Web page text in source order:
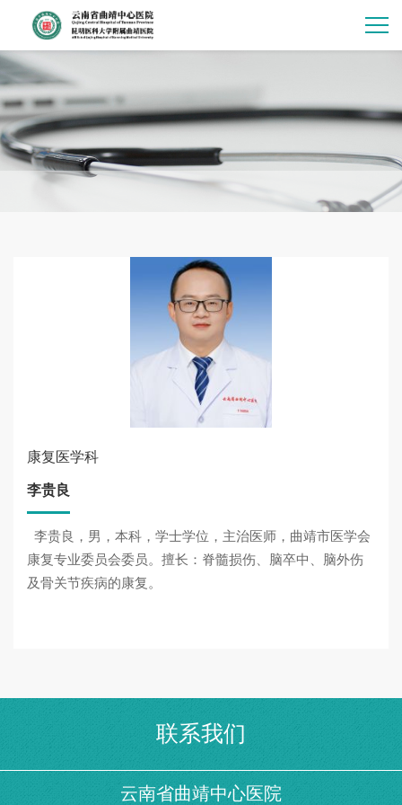
康复医学科
李贵良
李贵良，男，本科，学士学位，主治医师，曲靖市医学会
康复专业委员会委员。擅长：脊髓损伤、脑卒中、脑外伤
及骨关节疾病的康复。
联系我们
云南省曲靖中心医院